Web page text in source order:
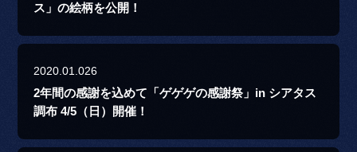
ス」の絵柄を公開！
2020.01.026
2年間の感謝を込めて「ゲゲゲの感謝祭」in シアタス
調布 4/5（日）開催！